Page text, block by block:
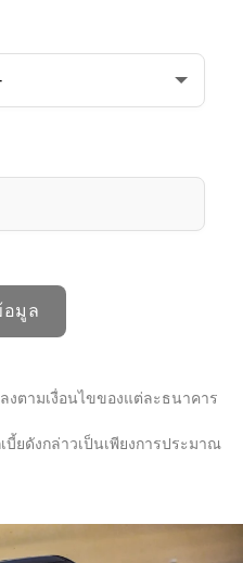
อมูล
งตามเงื่อนไขของแต่ละธนาคาร
ยดังกล่าวเป็นเพียงการประมาณ